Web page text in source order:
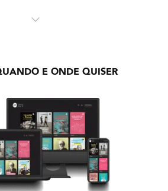
E ONDE QUISER